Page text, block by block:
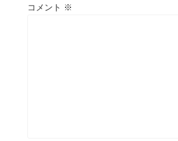
コメント ※